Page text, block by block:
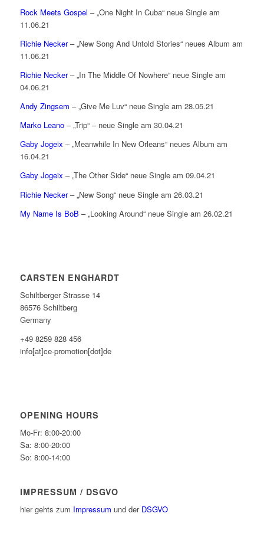
Rock Meets Gospel – „One Night In Cuba“ neue Single am
11.06.21
Richie Necker– „New Song And Untold Stories“ neues Album am
11.06.21
Richie Necker– „In The Middle Of Nowhere“ neue Single am
04.06.21
Andy Zingsem – „Give Me Luv“ neue Single am 28.05.21
Marko Leano– „Trip“ – neue Single am 30.04.21
Gaby Jogeix – „Meanwhile In New Orleans“ neues Album am
16.04.21
Gaby Jogeix – „The Other Side“ neue Single am 09.04.21
Richie Necker– „New Song“ neue Single am 26.03.21
My Name Is BoB – „Looking Around“ neue Single am 26.02.21
CARSTEN ENGHARDT
Schiltberger Strasse 14
86576 Schiltberg
Germany
+49 8259 828 456
info[at]ce-promotion[dot]de
OPENING HOURS
Mo-Fr: 8:00-20:00
Sa: 8:00-20:00
So: 8:00-14:00
IMPRESSUM / DSGVO
hier gehts zum Impressum und der DSGVO